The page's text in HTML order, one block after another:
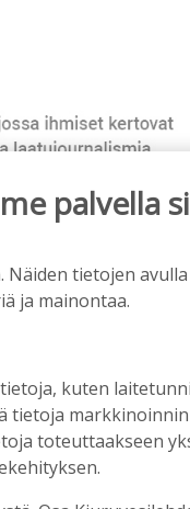
palvella
tietojen
ja mainontaa.
kuten
toteuttaakseen